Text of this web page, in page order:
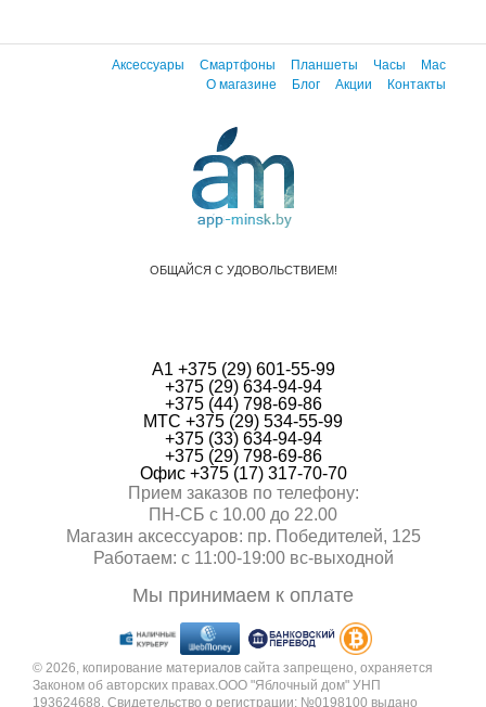
Аксессуары Смартфоны Планшеты Часы
Mac
О магазине
Блог Акции Контакты
ОБЩАЙСЯ С УДОВОЛЬСТВИЕМ!
А1 +375 (29) 601-55-99
+375 (29) 634-94-94
+375 (44) 798-69-86
МТС +375 (29) 534-55-99
+375 (33) 634-94-94
+375 (29) 798-69-86
Офис +375 (17) 317-70-70
Прием заказов по телефону:
ПН-СБ с 10.00 до 22.00
Магазин аксессуаров: пр. Победителей, 125
Работаем: с 11:00-19:00 вc-выходной
Мы принимаем к оплате
© 2026, копирование материалов сайта запрещено, охраняется
Законом об авторских правах.ООО "Яблочный дом" УНП
193624688. Свидетельство о регистрации: №0198100 выдано